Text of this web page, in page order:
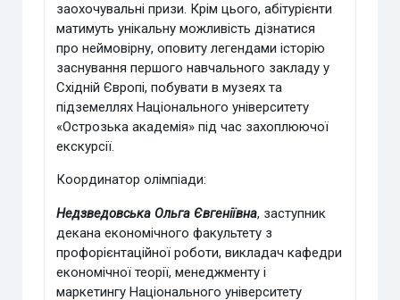
заохочувальні призи. Крім цього, абітурієнти
матимуть унікальну можливість дізнатися
пронеймовірну, оповиту легендами історію
заснування першого навчального закладу у
Східній Європі, побувати в музеях та
підземеллях Національногоуніверситету
«Острозька академія» під час захоплюючої
екскурсії.
Координатор олімпіади:
Недзведовська Ольга Євгеніївна, заступник
декана економічного факультету з
профорієнтаційної роботи,викладач кафедри
економічної теорії, менеджменту і
маркетингуНаціонального університету